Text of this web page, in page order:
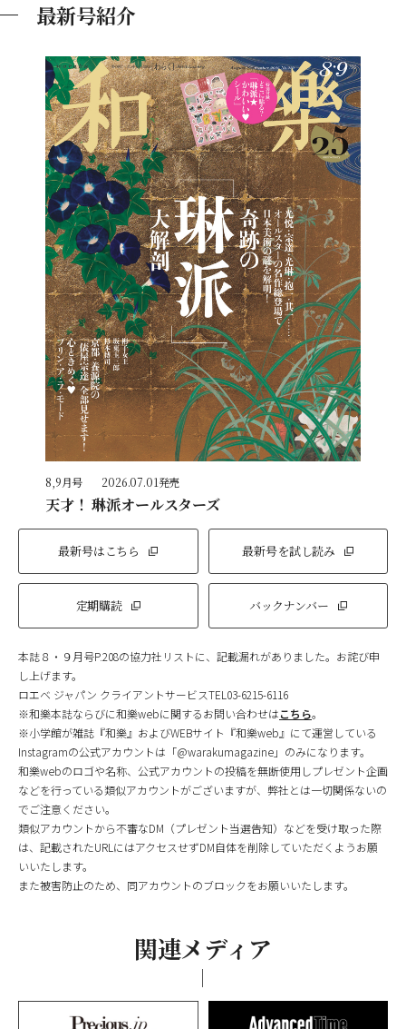
最新号紹介
8,9月号 2026.07.01発売
天才！ 琳派オールスターズ
最新号はこちら 最新号を試し読み
定期購読 バックナンバー
本誌８・９月号P.208の協力社リストに、記載漏れがありました。お詫び申
し上げます。
ロエベ ジャパン クライアントサービスTEL03-6215-6116
※和樂本誌ならびに和樂webに関するお問い合わせはこちら。
※小学館が雑誌『和樂』およびWEBサイト『和樂web』にて運営している
Instagramの公式アカウントは「@warakumagazine」のみになります。
和樂webのロゴや名称、公式アカウントの投稿を無断使用しプレゼント企画
などを行っている類似アカウントがございますが、弊社とは一切関係ないの
でご注意ください。
類似アカウントから不審なDM（プレゼント当選告知）などを受け取った際
は、記載されたURLにはアクセスせずDM自体を削除していただくようお願
いいたします。
また被害防止のため、同アカウントのブロックをお願いいたします。
関連メディア